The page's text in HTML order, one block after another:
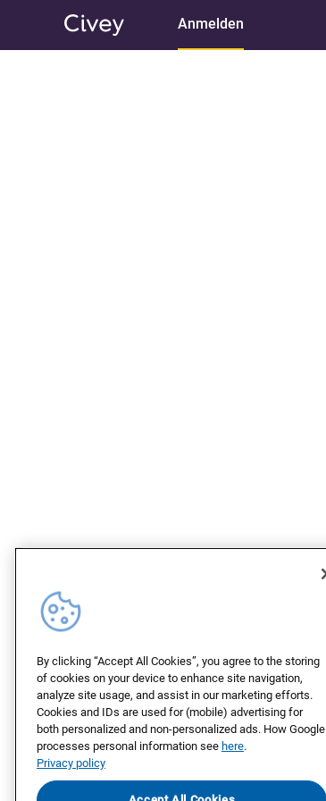
Anmelden
By clicking “Accept All Cookies”, you agree to the storing
of cookies on your device to enhance site navigation,
analyze site usage, and assist in our marketing efforts.
Cookies and IDs are used for (mobile) advertising for
both personalized and non-personalized ads. How Google
processes personal information see here.
Privacy policy